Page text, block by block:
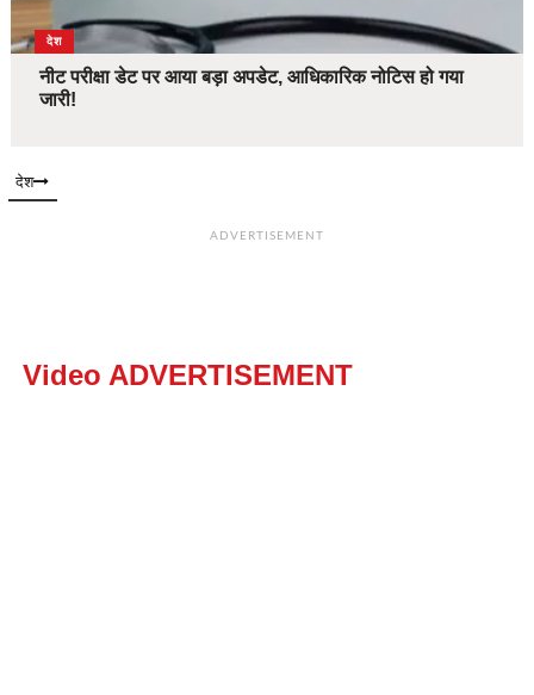
देश
नीट परीक्षा डेट पर आया बड़ा अपडेट, आधिकारिक नोटिस हो गया
जारी!
देश
ADVERTISEMENT
Video ADVERTISEMENT